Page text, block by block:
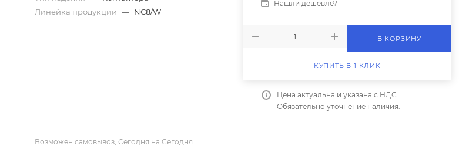
Линейка продукции — NC8/W
Нашли дешевле?
В КОРЗИНУ
КУПИТЬ В 1 КЛИК
Цена актуальна и указана с НДС.
Обязательно уточнение наличия.
Возможен самовывоз, Сегодня на Сегодня.